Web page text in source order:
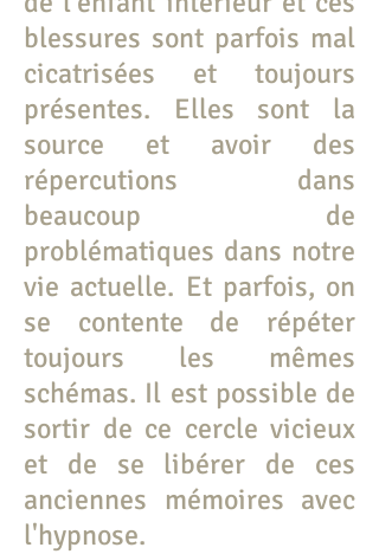
blessures sont parfois mal
cicatrisées et toujours
présentes. Elles sont la
source et avoir des
répercutions dans
beaucoup de
problématiques dans notre
vie actuelle. Et parfois, on
se contente de répéter
toujours les mêmes
schémas. Il est possible de
sortir de ce cercle vicieux
et de se libérer de ces
anciennes mémoires avec
l'hypnose.